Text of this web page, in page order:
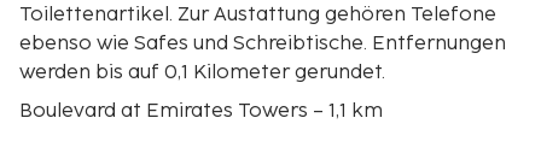
Toilettenartikel. Zur Austattung gehören Telefone
ebenso wie Safes und Schreibtische. Entfernungen
werden bis auf 0,1 Kilometer gerundet.
Boulevard at Emirates Towers – 1,1 km